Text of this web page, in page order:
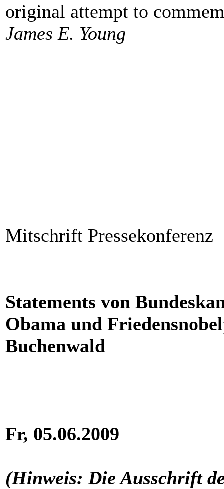
original attempt to
James E. Young
Mitschrift Pressekonferenz
Statements von
Obama und
Buchenwald
Fr, 05.06.2009
(Hinweis: Die Ausschrift